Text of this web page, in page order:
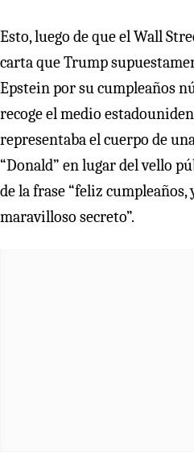
Esto, luego de que el Wall
carta que Trump
Epstein por su cumpleaños
recoge el medio
representaba el cuerpo de
“Donald” en lugar del vello
de la frase “feliz cumpleaños,
maravilloso secreto”.